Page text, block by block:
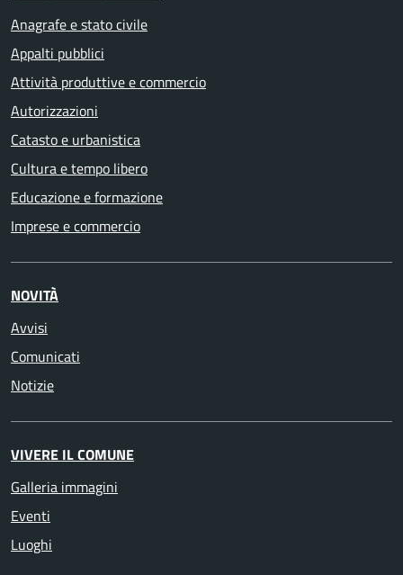
Anagrafe e stato civile
Appalti pubblici
Attività produttive e commercio
Autorizzazioni
Catasto e urbanistica
Cultura e tempo libero
Educazione e formazione
Imprese e commercio
NOVITÀ
Avvisi
Comunicati
Notizie
VIVERE IL COMUNE
Galleria immagini
Eventi
Luoghi